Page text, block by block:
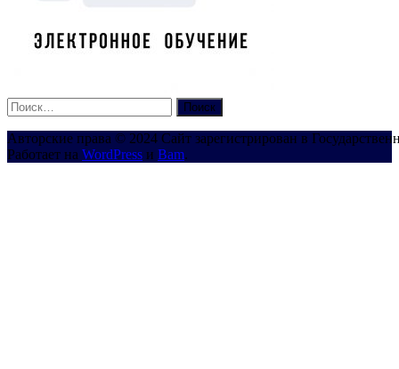
Найти:
Авторские права © 2024 Сайт зарегистрирован в
Работает на WordPress и Bam.